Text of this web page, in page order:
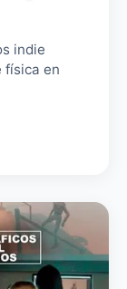
indie
física en